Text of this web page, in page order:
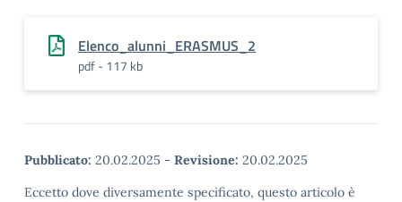
Elenco_alunni_ERASMUS_2
pdf - 117 kb
Pubblicato: 20.02.2025 - Revisione: 20.02.2025
Eccetto dove diversamente specificato, questo articolo è